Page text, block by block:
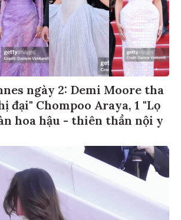
ngày 2: Demi Moore tha
đại" Chompoo Araya, 1 "Lọ
hoa hậu - thiên thần nội y